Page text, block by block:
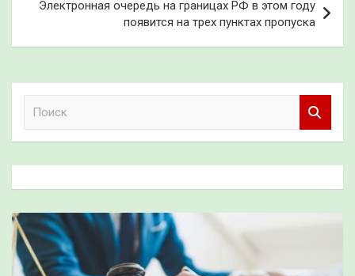
Электронная очередь на границах РФ в этом году
появится на трех пунктах пропуска
к